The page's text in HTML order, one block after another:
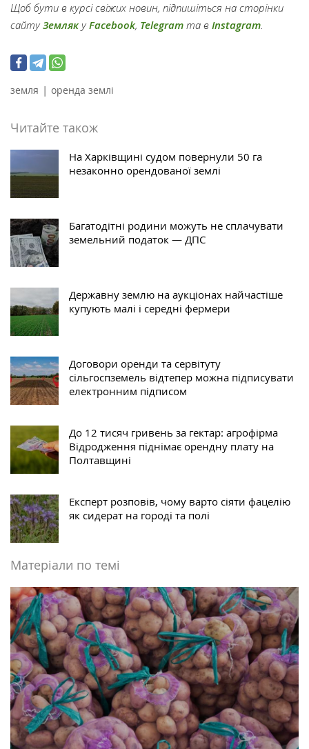
Щоб бути в курсі свіжих новин, підпишіться на сторінки
сайтуЗемлякуFacebook, Telegram та в Instagram.
земля | оренда землі
Читайте також
На Харківщині судом повернули 50 га
незаконно орендованої землі
Багатодітні родини можуть не сплачувати
земельний податок — ДПС
Державну землю на аукціонах найчастіше
купують малі і середні фермери
Договори оренди та сервітуту
сільгоспземель відтепер можна підписувати
електронним підписом
До 12 тисяч гривень за гектар: агрофірма
Відродження піднімає орендну плату на
Полтавщині
Експерт розповів, чому варто сіяти фацелію
як сидерат на городі та полі
Матеріали по темі